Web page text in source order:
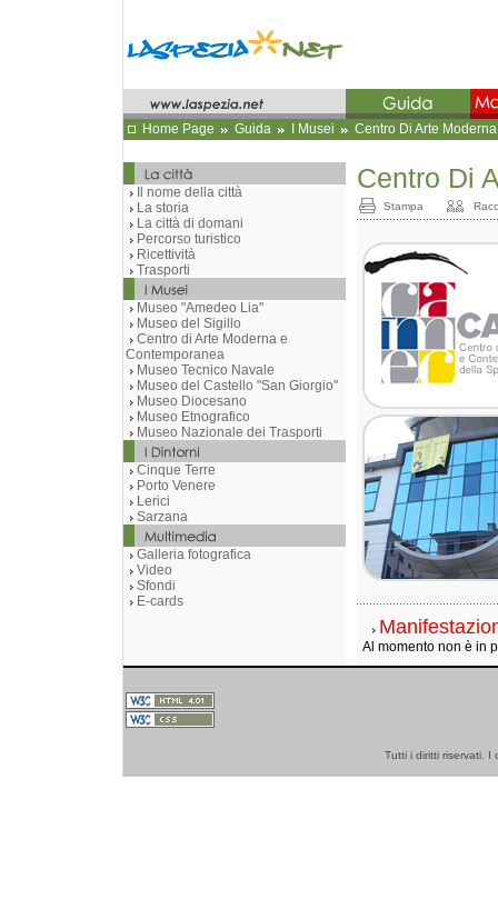
Home Page Guida I Musei Centro Di Arte
Il nome della città
La storia
La città di domani
Percorso turistico
Ricettività
Trasporti
Museo "Amedeo Lia"
Museo del Sigillo
Centro di Arte Moderna e
Contemporanea
Museo Tecnico Navale
Museo del Castello "San Giorgio"
Museo Diocesano
Museo Etnografico
Museo Nazionale dei Trasporti
Cinque Terre
Porto Venere
Lerici
Sarzana
Galleria fotografica
Video
Sfondi
E-cards
Centro Di
Stampa
Al momento non è in
Tutti i diritti riservati. I